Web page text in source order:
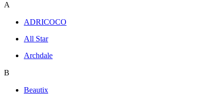
A
ADRICOCO
All Star
Archdale
B
Beautix